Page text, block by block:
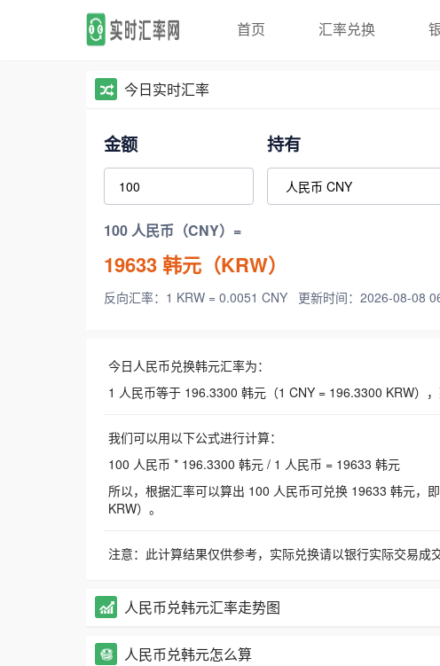
首页 汇率兑换
今日实时汇率
金额 持有
100 人民币（CNY）=
19633韩元（KRW）
反向汇率：1 KRW = 0.0051 CNY 更新时间：2026-08-08
今日人民币兑换韩元汇率为：
1 人民币等于 196.3300 韩元（1 CNY = 196.3300 KRW）
我们可以用以下公式进行计算：
100 人民币 * 196.3300 韩元 / 1 人民币 = 19633 韩元
所以，根据汇率可以算出 100 人民币可兑换 19633 韩元，
KRW）。
注意：此计算结果仅供参考，实际兑换请以银行实际交易成
人民币兑韩元汇率走势图
人民币兑韩元怎么算